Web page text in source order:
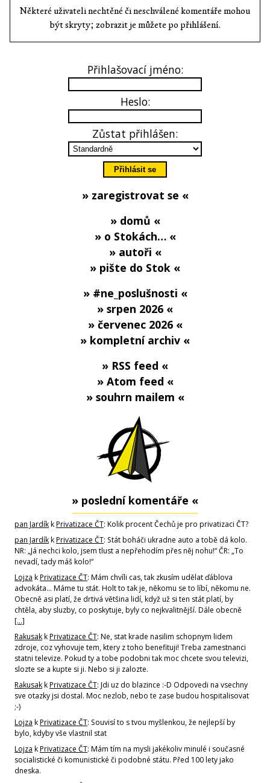
Některé uživateli nechtěné či neschválené komentáře mohou
být skryty; zobrazit je můžete po přihlášení.
Přihlašovací jméno:
Heslo:
Zůstat přihlášen:
» zaregistrovat se «
» domů «
» o Stokách… «
» autoři «
» pište do Stok «
» #ne_poslušnosti «
» srpen 2026 «
» červenec 2026 «
» kompletní archiv «
» RSS feed «
» Atom feed «
» souhrn mailem «
» poslední komentáře «
pan JardíkkPrivatizace ČT: Kolik procent Čechů je pro privatizaci ČT?
pan JardíkkPrivatizace ČT: Stát boháči ukradne auto a tobě dá kolo.
NR: „Já nechci kolo, jsem tlust a nepřehodím přes něj nohu!“ ČR: „To
nevadí, tady máš kolo!“
Lojza kPrivatizace ČT: Mám chvíli cas, tak zkusím udělat ďáblova
advokáta... Máme tu stát. Holt to tak je, někomu se to líbí, někomu ne.
Obecně asi platí, že drtivá většina lidí, když už si ten stát platí, by
chtěla, aby sluzby, co poskytuje, byly co nejkvalitnější. Dále obecně
[…]
RakusakkPrivatizace ČT: Ne, stat krade nasilim schopnym lidem
zdroje, coz vyhovuje tem, ktery z toho benefituji! Treba zamestnanci
statni televize. Pokud ty a tobe podobni tak moc chcete svou televizi,
slozte se a kupte si ji. Nebo si ji zalozte.
RakusakkPrivatizace ČT: Jdi uz do blazince :-D Odpovedi na vsechny
sve otazky jsi dostal. Moc nezlob, nebo te zase budou hospitalisovat
;-)
Lojza kPrivatizace ČT: Souvisí to s tvou myšlenkou, že nejlepší by
bylo, kdyby vše vlastnil stat
Lojza kPrivatizace ČT: Mám tím na mysli jakékoliv minulé i současné
socialistické či komunistické či podobné státu. Před 100 lety jako
dneska.